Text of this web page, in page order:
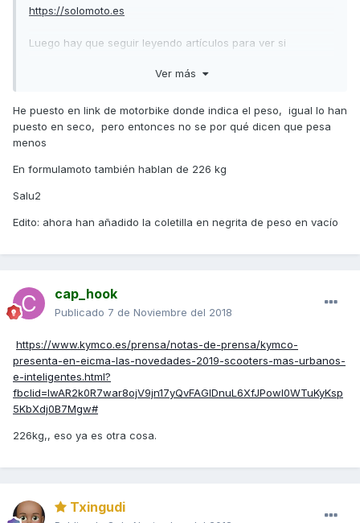
https://solomoto.es
Luego hay que seguir leyendo artículos para ver si
Enviado desde mi SM-G965F mediante Tapatalk
Ver más
He puesto en link de motorbike donde indica el peso, igual lo han
puesto en seco, pero entonces no se por qué dicen que pesa
menos
En formulamoto también hablan de 226 kg
Salu2
Edito: ahora han añadido la coletilla en negrita de peso en vacío
cap_hook
Publicado 7 de Noviembre del 2018
https://www.kymco.es/prensa/notas-de-prensa/kymco-
presenta-en-eicma-las-novedades-2019-scooters-mas-urbanos-
e-inteligentes.html?
fbclid=IwAR2k0R7war8ojV9jn17yQvFAGIDnuL6XfJPowI0WTuKyKsp
5KbXdj0B7Mgw#
226kg,, eso ya es otra cosa.
Txingudi